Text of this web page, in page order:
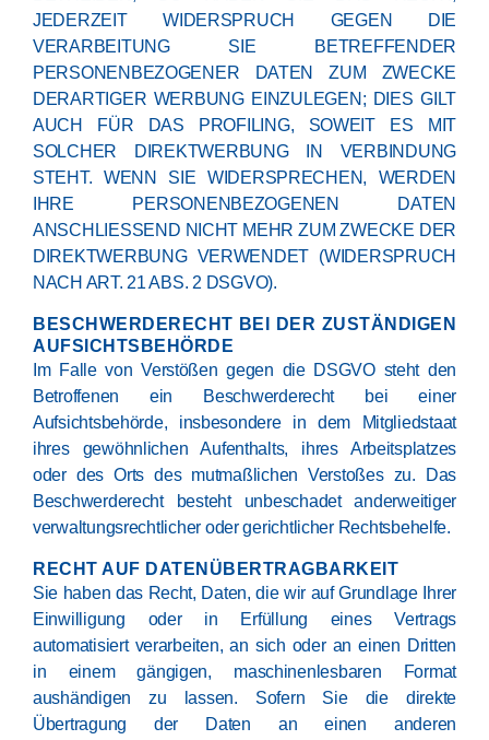
JEDERZEIT WIDERSPRUCH GEGEN DIE
VERARBEITUNG SIE BETREFFENDER
PERSONENBEZOGENER DATEN ZUM ZWECKE
DERARTIGER WERBUNG EINZULEGEN; DIES GILT
AUCH FÜR DAS PROFILING, SOWEIT ES MIT
SOLCHER DIREKTWERBUNG IN VERBINDUNG
STEHT. WENN SIE WIDERSPRECHEN, WERDEN
IHRE PERSONENBEZOGENEN DATEN
ANSCHLIESSEND NICHT MEHR ZUM ZWECKE DER
DIREKTWERBUNG VERWENDET (WIDERSPRUCH
NACH ART. 21 ABS. 2 DSGVO).
BESCHWERDE­RECHT BEI DER ZUSTÄNDIGEN
AUFSICHTS­BEHÖRDE
Im Falle von Verstößen gegen die DSGVO steht den
Betroffenen ein Beschwerderecht bei einer
Aufsichtsbehörde, insbesondere in dem Mitgliedstaat
ihres gewöhnlichen Aufenthalts, ihres Arbeitsplatzes
oder des Orts des mutmaßlichen Verstoßes zu. Das
Beschwerderecht besteht unbeschadet anderweitiger
verwaltungsrechtlicher oder gerichtlicher Rechtsbehelfe.
RECHT AUF DATEN­ÜBERTRAG­BARKEIT
Sie haben das Recht, Daten, die wir auf Grundlage Ihrer
Einwilligung oder in Erfüllung eines Vertrags
automatisiert verarbeiten, an sich oder an einen Dritten
in einem gängigen, maschinenlesbaren Format
aushändigen zu lassen. Sofern Sie die direkte
Übertragung der Daten an einen anderen